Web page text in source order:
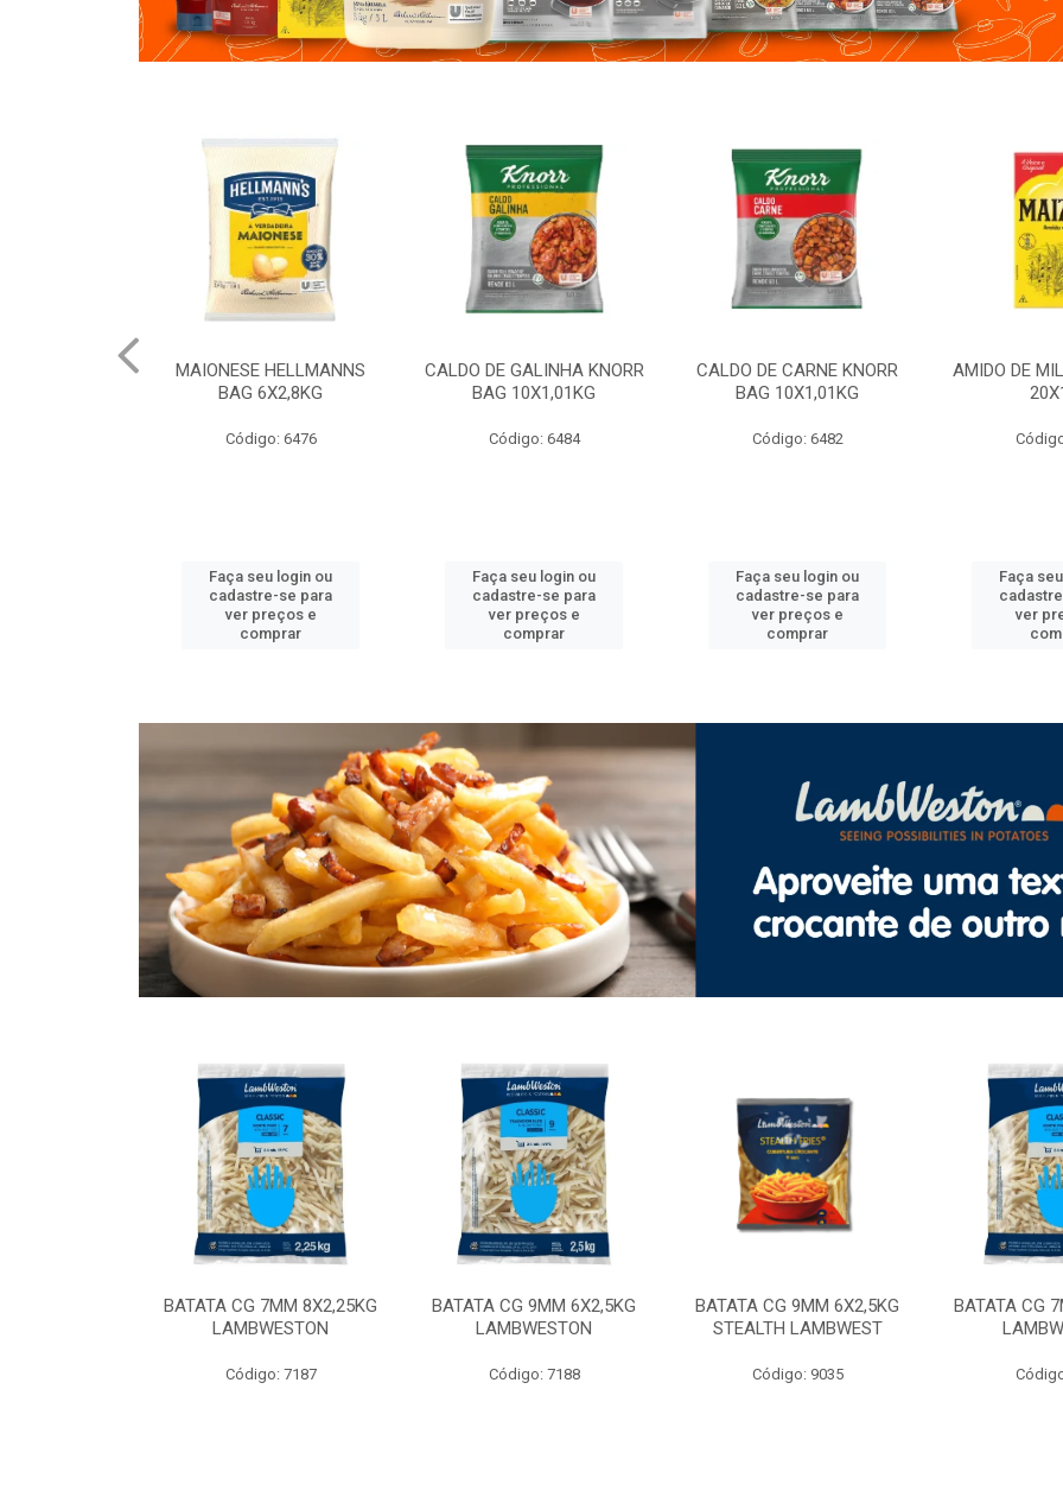
CALDO DE GALINHA KNORR
BAG 10X1,01KG
Código: 6484
Faça seu login ou
cadastre-se para
ver preços e
comprar
CALDO DE CARNE KNORR
BAG 10X1,01KG
Código: 6482
Faça seu login ou
cadastre-se para
ver preços e
comprar
AMIDO DE MILHO MAIZENA
20X1KG
Código: 6492
Faça seu login ou
cadastre-se para
ver preços e
comprar
CALDO DE
BAG
Faça
ver
BATATA CG 7MM 8X2,25KG
LAMBWESTON
Código: 7187
BATATA CG 9MM 6X2,5KG
LAMBWESTON
Código: 7188
BATATA CG 9MM 6X2,5KG
STEALTH LAMBWEST
Código: 9035
BATATA CG